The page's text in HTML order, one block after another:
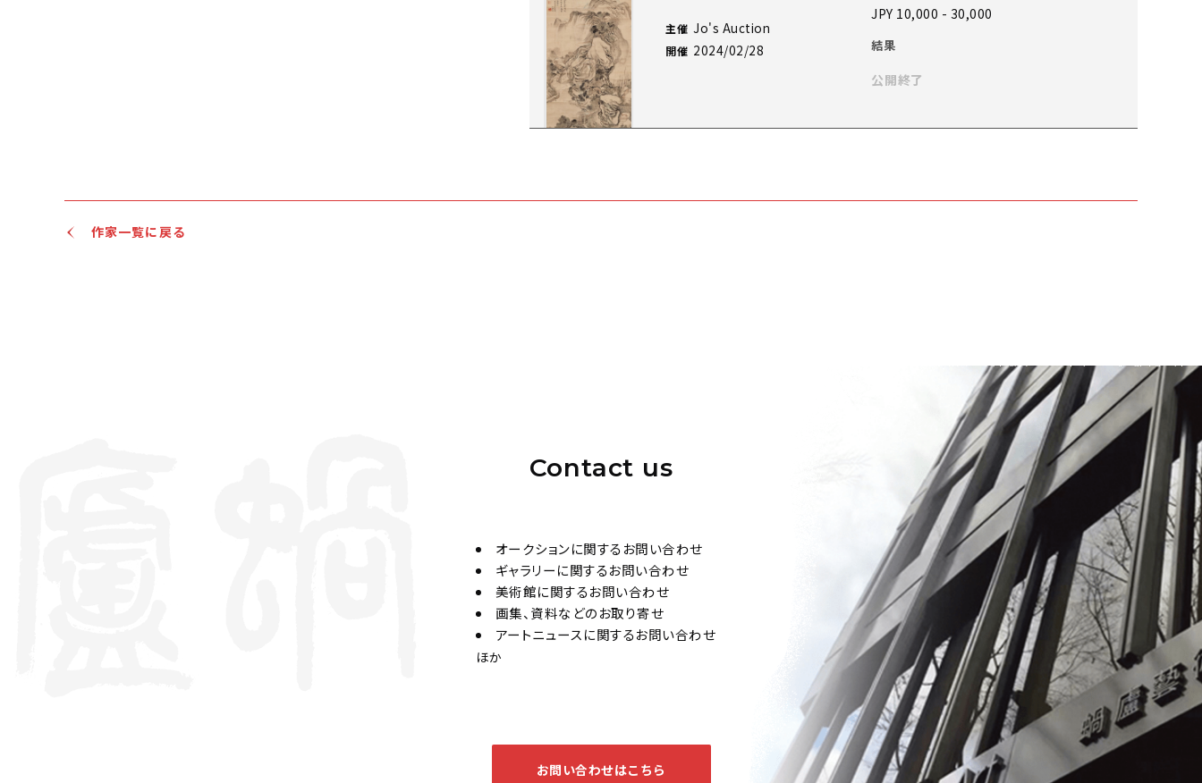
主催 Jo's Auction
開催 2024/02/28
JPY 10,000 - 30,000
結果
公開終了
開催
JPY 280,000 - 380,000
公開終了
王建章(清) 花鳥二幀
開催 2020/11/27
予想価格
JPY 100,000 - 180,000
結果
公開終了
作家一覧に戻る
Contact us
オークションに関するお問い合わせ
ギャラリーに関するお問い合わせ
美術館に関するお問い合わせ
画集、資料などのお取り寄せ
アートニュースに関するお問い合わせ
ほか
お問い合わせはこちら